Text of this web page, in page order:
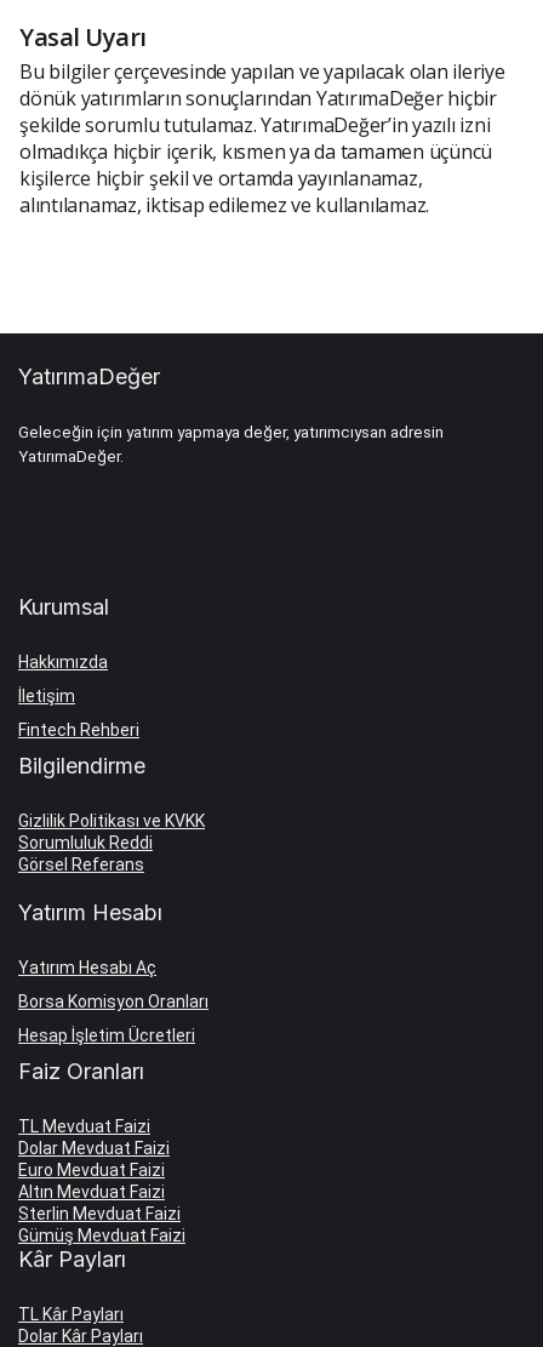
Yasal Uyarı
Bu bilgiler çerçevesinde yapılan ve yapılacak olan ileriye
dönük yatırımların sonuçlarından YatırımaDeğer hiçbir
şekilde sorumlu tutulamaz. YatırımaDeğer’in yazılı izni
olmadıkça hiçbir içerik, kısmen ya da tamamen üçüncü
kişilerce hiçbir şekil ve ortamda yayınlanamaz,
alıntılanamaz, iktisap edilemez ve kullanılamaz.
YatırımaDeğer
Geleceğin için yatırım yapmaya değer, yatırımcıysan adresin
YatırımaDeğer.
Kurumsal
Hakkımızda
İletişim
Fintech Rehberi
Bilgilendirme
Gizlilik Politikası ve KVKK
Sorumluluk Reddi
Görsel Referans
Yatırım Hesabı
Yatırım Hesabı Aç
Borsa Komisyon Oranları
Hesap İşletim Ücretleri
Faiz Oranları
TL Mevduat Faizi
Dolar Mevduat Faizi
Euro Mevduat Faizi
Altın Mevduat Faizi
Sterlin Mevduat Faizi
Gümüş Mevduat Faizi
Kâr Payları
TL Kâr Payları
Dolar Kâr Payları